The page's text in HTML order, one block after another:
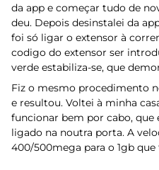
da app e começar tudo de
deu. Depois desinstalei da
foi só ligar o extensor à
codigo do extensor ser
verde estabiliza-se, que
Fiz o mesmo procedimento
e resultou. Voltei à minha
funcionar bem por cabo, que
ligado na noutra porta. A
400/500mega para o 1gb